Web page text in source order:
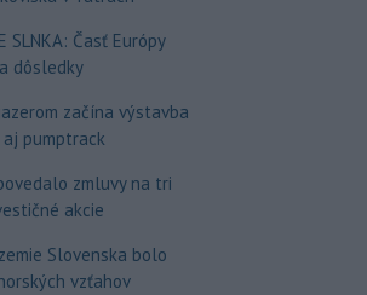
SLNKA: Časť Európy
dôsledky
začína výstavba
pumptrack
zmluvy na tri
akcie
Slovenska bolo
vzťahov